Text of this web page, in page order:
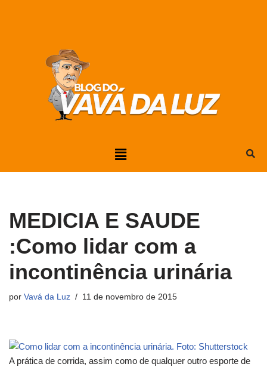
MEDICIA E SAUDE
:Como lidar com a
incontinência urinária
por Vavá da Luz 11 de novembro de 2015
A prática de corrida, assim como de qualquer outro esporte de